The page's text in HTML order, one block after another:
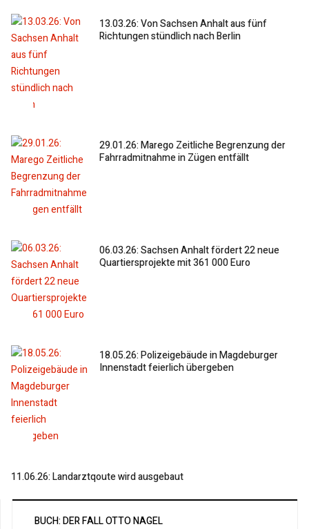
13.03.26: Von Sachsen Anhalt aus fünf
Richtungen stündlich nach Berlin
29.01.26: Marego Zeitliche Begrenzung der
Fahrradmitnahme in Zügen entfällt
06.03.26: Sachsen Anhalt fördert 22 neue
Quartiersprojekte mit 361 000 Euro
18.05.26: Polizeigebäude in Magdeburger
Innenstadt feierlich übergeben
11.06.26: Landarztqoute wird ausgebaut
BUCH: DER FALL OTTO NAGEL